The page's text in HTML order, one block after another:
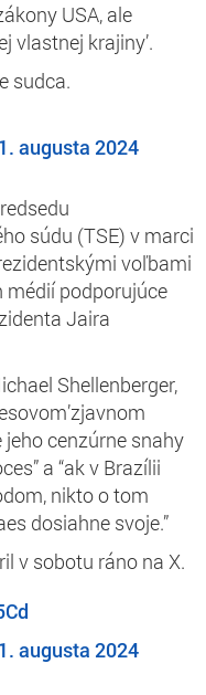
USA, ale
vlastnej krajiny’.
sudca.
augusta 2024
súdu (TSE) v marci
voľbami
podporujúce
Jaira
Shellenberger,
cenzúrne snahy
a “ak v Brazílii
nikto o tom
dosiahne svoje.”
v sobotu ráno na X.
augusta 2024